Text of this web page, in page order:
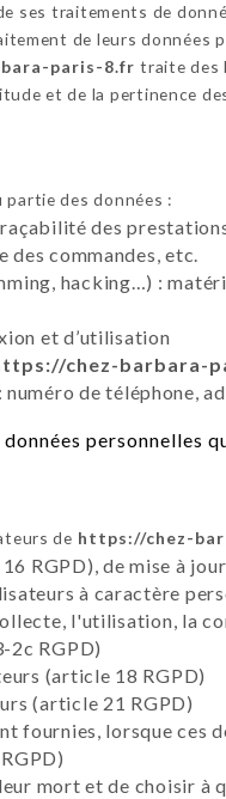
ses traitements de
de leurs données
paris-8.fr traite des
et de la pertinence
des données :
des
commandes, etc.
hacking…) :
et d’utilisation
chez-barbara-
de téléphone,
personnelles
de https://chez-
de mise à
à caractère
l'utilisation, la
2c RGPD)
(article 18 RGPD)
(article 21 RGPD)
fournies, lorsque ces
mort et de choisir à